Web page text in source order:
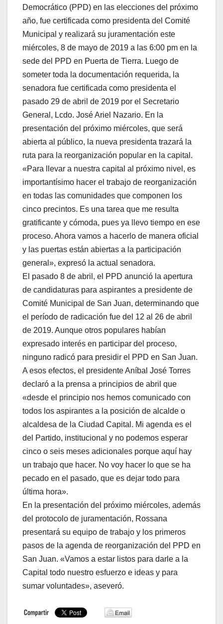
Democrático (PPD) en las elecciones del próximo
año, fue certificada como presidenta del Comité
Municipal y realizará su juramentación este
miércoles, 8 de mayo de 2019 a las 6:00 pm en la
sede del PPD en Puerta de Tierra. Luego de
someter toda la documentación requerida, la
senadora fue certificada como presidenta el
pasado 29 de abril de 2019 por el Secretario
General, Lcdo. José Ariel Nazario. En la
presentación del próximo miércoles, que será
abierta al público, la nueva presidenta trazará la
ruta para la reorganización popular en la capital.
«Para llevar a nuestra capital al próximo nivel, es
importantísimo hacer el trabajo de reorganización
en todas las comunidades que componen los
cinco precintos. Es una tarea que me resulta
gratificante y cómoda, pues ya llevo tiempo en ese
proceso. Ahora vamos a hacerlo de manera oficial
y las puertas están abiertas a la participación
general», expresó la actual senadora.
El pasado 8 de abril, el PPD anunció la apertura
de candidaturas para aspirantes a presidente de
Comité Municipal de San Juan, determinando que
el período de radicación fue del 12 al 26 de abril
de 2019. Aunque otros populares habían
expresado interés en participar del proceso,
ninguno radicó para presidir el PPD en San Juan.
A esos efectos, el presidente Aníbal José Torres
declaró a la prensa a principios de abril que
«desde el principio nos hemos comunicado con
todos los aspirantes a la posición de alcalde o
alcaldesa de la Ciudad Capital. Mi agenda es el
del Partido, institucional y no podemos esperar
cinco o seis meses adicionales porque aquí hay
un trabajo que hacer. No voy hacer lo que se ha
pecado en el pasado, que es dejar todo para
última hora».
En la presentación del próximo miércoles, además
del protocolo de juramentación, Rossana
presentará su equipo de trabajo y los primeros
pasos de la agenda de reorganización del PPD en
San Juan. «Vamos a estar listos para darle a la
Capital todo nuestro esfuerzo e ideas y para
sumar voluntades», aseveró.